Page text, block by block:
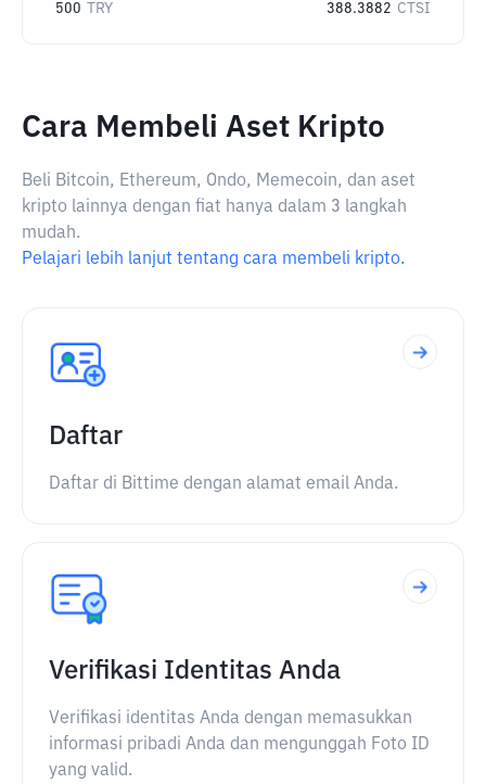
500 TRY 388.3882 CTSI
Cara Membeli Aset Kripto
Beli Bitcoin, Ethereum, Ondo, Memecoin, dan aset
kripto lainnya dengan fiat hanya dalam 3 langkah
mudah.
Pelajari lebih lanjut tentang cara membeli kripto.
Daftar
Daftar di Bittime dengan alamat email Anda.
Verifikasi Identitas Anda
Verifikasi identitas Anda dengan memasukkan
informasi pribadi Anda dan mengunggah Foto ID
yang valid.